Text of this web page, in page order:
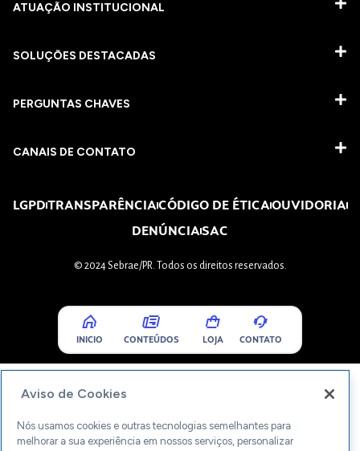
ATUAÇÃO INSTITUCIONAL
SOLUÇÕES DESTACADAS
PERGUNTAS CHAVES​
CANAIS DE CONTATO
LGPDTRANSPARÊNCIACÓDIGO DE ÉTICAOUVIDORIA
DENÚNCIASAC
© 2024 Sebrae/PR. Todos os direitos reservados.
INICIO CONTEÚDOS LOJA CONTATO
Aviso de Cookies
Nós usamos cookies e outras tecnologias semelhantes para
melhorar a sua experiência em nossos serviços, personalizar